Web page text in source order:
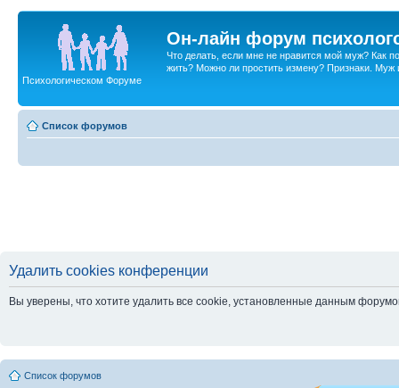
Он-лайн форум
Что делать, если мне не нравится мой муж? Как
жить? Можно ли простить измену? Признаки. Муж
Психологическом Форуме
Список форумов
Удалить cookies конференции
Вы уверены, что хотите удалить все cookie, установленные данным
Список форумов